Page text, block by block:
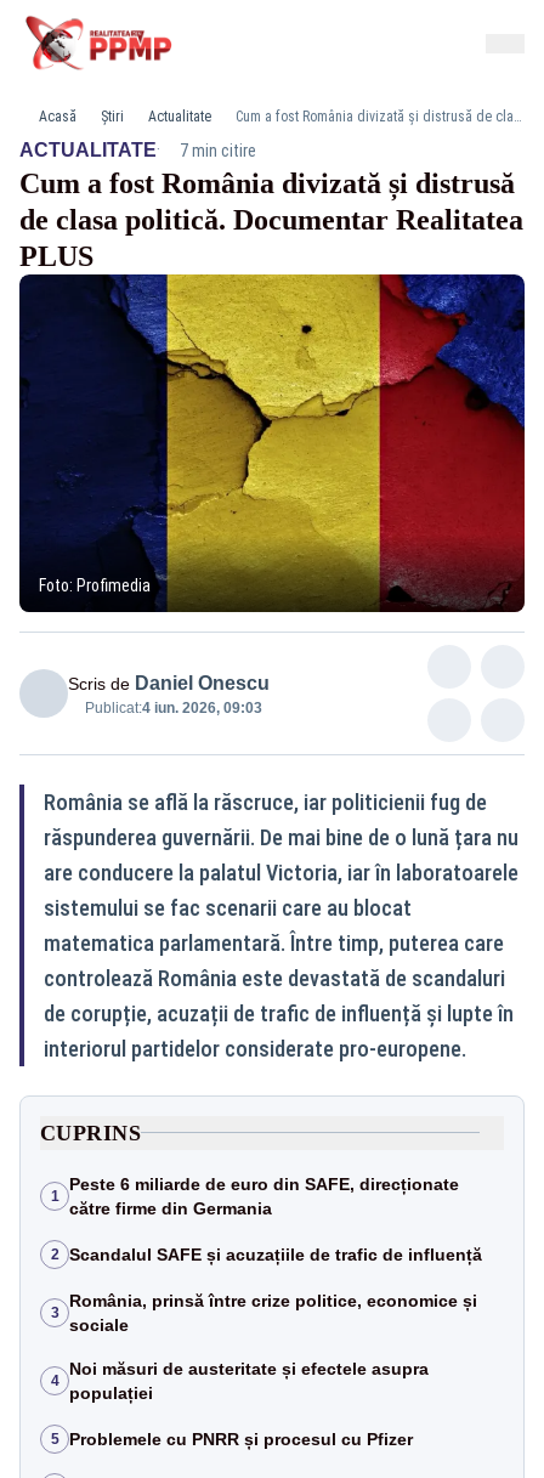
Acasă Știri Actualitate Cum a fost România divizată și distrusă de clasa politică. Documentar Realitatea PLUS
ACTUALITATE· 7 min citire
Cum a fost România divizată și distrusă
de clasa politică. Documentar Realitatea
PLUS
Foto: Profimedia
Scris de Daniel Onescu
Publicat:4 iun. 2026, 09:03
România se află la răscruce, iar politicienii fug de
răspunderea guvernării. De mai bine de o lună țara nu
are conducere la palatul Victoria, iar în laboratoarele
sistemului se fac scenarii care au blocat
matematica parlamentară. Între timp, puterea care
controlează România este devastată de scandaluri
de corupție, acuzații de trafic de influență și lupte în
interiorul partidelor considerate pro-europene.
CUPRINS
1
Peste 6 miliarde de euro din SAFE, direcționate
către firme din Germania
2 Scandalul SAFE și acuzațiile de trafic de influență
3
România, prinsă între crize politice, economice și
sociale
4
Noi măsuri de austeritate și efectele asupra
populației
5 Problemele cu PNRR și procesul cu Pfizer